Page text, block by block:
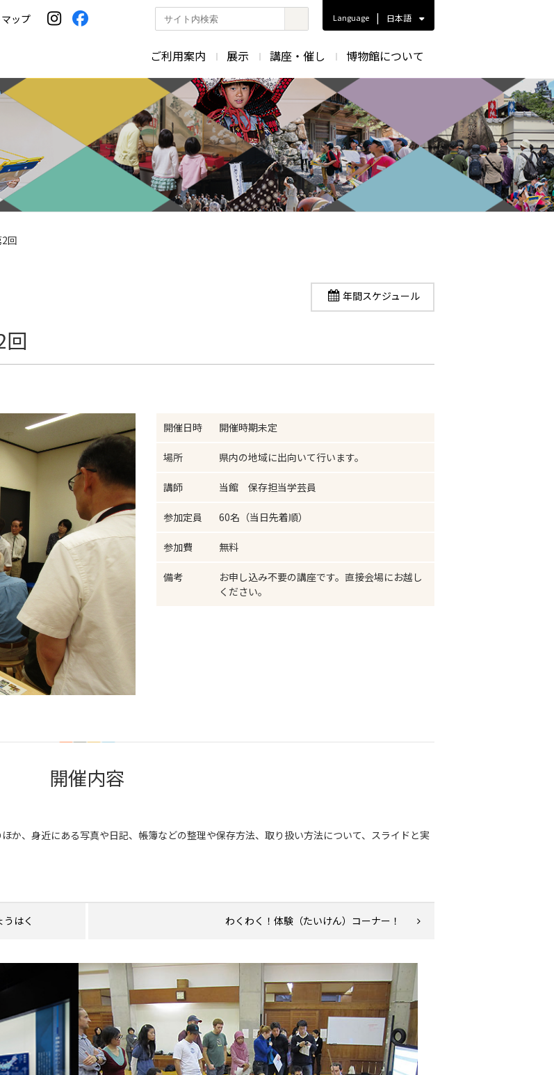
ップ
ト
検
索
Language | 日本語
ご利用案内 展示 講座・催し 博物館について
回
年間スケジュール
開催日時 開催時期未定
場所 県内の地域に出向いて行います。
講師 当館 保存担当学芸員
参加定員 60名（当日先着順）
参加費 無料
備考
お申し込み不要の講座です。直接会場にお越し
ください。
開催内容
か、身近にある写真や日記、帳簿などの整理や保存方法、取り扱い方法について、スライドと実
はく わくわく！体験（たいけん）コーナー！